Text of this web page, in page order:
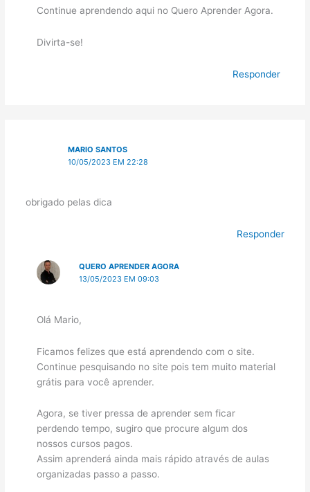
Continue aprendendo aqui no Quero Aprender Agora.
Divirta-se!
Responder
MARIO SANTOS
10/05/2023 EM 22:28
obrigado pelas dica
Responder
QUERO APRENDER AGORA
13/05/2023 EM 09:03
Olá Mario,
Ficamos felizes que está aprendendo com o site.
Continue pesquisando no site pois tem muito material
grátis para você aprender.
Agora, se tiver pressa de aprender sem ficar
perdendo tempo, sugiro que procure algum dos
nossos cursos pagos.
Assim aprenderá ainda mais rápido através de aulas
organizadas passo a passo.